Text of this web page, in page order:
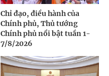
Chỉ đạo, điều hành của
Chính phủ, Thủ tướng
Chính phủ nổi bật tuần 1-
7/8/2026